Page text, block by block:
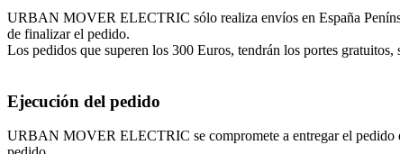
URBAN MOVER ELECTRIC sólo realiza envíos en España
de finalizar el pedido.
Los pedidos que superen los 300 Euros, tendrán los portes
Ejecución del pedido
URBAN MOVER ELECTRIC se compromete a entregar el pedido